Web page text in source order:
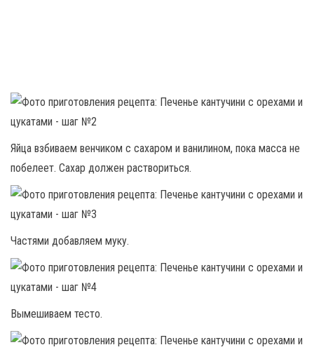
Яйца взбиваем венчиком с сахаром и ванилином, пока масса не
побелеет. Сахар должен раствориться.
Частями добавляем муку.
Вымешиваем тесто.